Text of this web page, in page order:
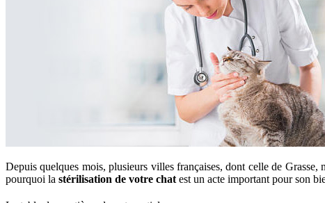
Depuis quelques mois, plusieurs villes françaises, dont celle de
pourquoi la stérilisation de votre chat est un acte important pour son